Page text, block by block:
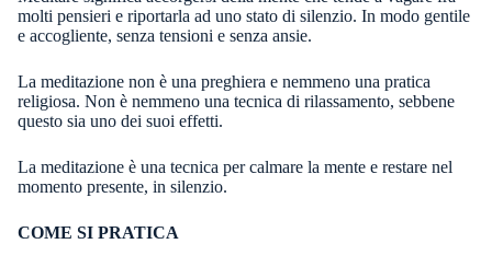
molti pensieri e riportarla ad uno stato di silenzio. In modo gentile
e accogliente, senza tensioni e senza ansie.
La meditazione non è una preghiera e nemmeno una pratica
religiosa. Non è nemmeno una tecnica di rilassamento, sebbene
questo sia uno dei suoi effetti.
La meditazione è una tecnica per calmare la mente e restare nel
momento presente, in silenzio.
COME SI PRATICA